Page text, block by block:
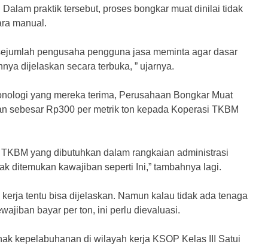
praktik tersebut, proses bongkar muat dinilai tidak
manual.
pengusaha pengguna jasa meminta agar dasar
dijelaskan secara terbuka, ” ujarnya.
yang mereka terima, Perusahaan Bongkar Muat
sebesar Rp300 per metrik ton kepada Koperasi TKBM
yang dibutuhkan dalam rangkaian administrasi
ditemukan kawajiban seperti Ini,” tambahnya lagi.
tentu bisa dijelaskan. Namun kalau tidak ada tenaga
bayar per ton, ini perlu dievaluasi.
kepelabuhanan di wilayah kerja KSOP Kelas III Satui